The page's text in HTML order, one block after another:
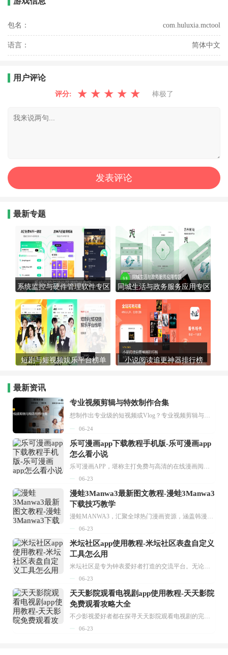
包名： com.huluxia.mctool
语言： 简体中文
用户评论
评分: ★ ★ ★ ★ ★ 棒极了
最新专题
系统监控与硬件管理软件专区 同城生活与政务服务应用专区
短剧与短视频娱乐平台榜单 小说阅读追更神器排行榜
最新资讯
专业视频剪辑与特效制作合集
想制作出专业级的短视频或Vlog？专业视频剪辑与特效制作大全专题为你提供了从剪辑、抠像到特效包装的全套解决方案。无论是添加炫酷的片头、进行精准的视频抠图，还是制...
06-24
乐可漫画app下载教程手机版-乐可漫画app
怎么看小说
乐可漫画APP，堪称主打免费与高清的在线漫画阅读神器。其官方版提供海量完整版漫画资源，无论是国内漫画，还是日漫、韩漫、台漫、美漫等国外漫画，应有尽有，随时供你阅读。只需轻点一下，便能直接进入阅读界面。不仅如此，乐可漫画最新版本更新速度极快，在这里，你总能抢先看到全网一手漫画章节内容！...
06-23
漫蛙3Manwa3最新图文教程-漫蛙3Manwa3
下载技巧教学
漫蛙MANWA3，汇聚全球热门漫画资源，涵盖韩漫、欧美漫画、国漫等多种类型，题材丰富多样，全方位满足用户阅读喜好。它不仅是阅读平台，更是创作平台，为广大用户打造零门槛创作环境。...
06-23
米坛社区app使用教程-米坛社区表盘自定义
工具怎么用
米坛社区是专为钟表爱好者打造的交流平台。无论你是初涉钟表领域的普通爱好者，还是拥有多年收藏经验的资深玩家，都能在此找到属于自己的天地。 无需注册，就能轻松参与其中。通过专业的讨论论坛与丰富的交互功能，你可与世界各地的钟表爱好者畅快交流。若你钟情于钟表，米坛社区无疑是值得一试的理想之选。在这里，你能获取最新的手表资讯，交流见解，提升鉴赏品味，让每一块手表都成为收藏故事中重要的一部分。感兴趣的朋友，不要错过下载机会。...
06-23
天天影院观看电视剧app使用教程-天天影院
免费观看攻略大全
不少影视爱好者都在探寻天天影院观看电视剧的完整方法，结合最新平台使用规则，本篇新手入门攻略全面讲解观看渠道、检索流程、播放设置以及画面模式调整等实用内容。全文适配手机、电脑等主流设备，步骤简洁易懂，无论是初次使用的新手，还是想要优化观影体验的用户，都能参照内容快速上手，熟练掌握平台各项操作技巧，轻松畅享影视内容。...
06-23